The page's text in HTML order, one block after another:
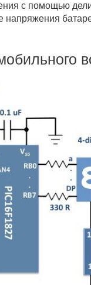
с помощью
напряжения